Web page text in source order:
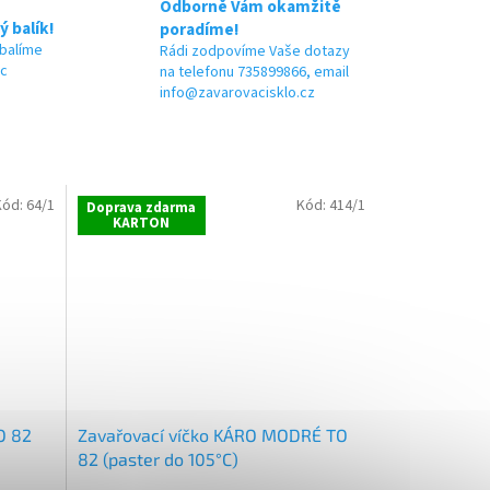
balík!
Odborně Vám okamžitě
poradíme!
Rádi zodpovíme Vaše dotazy
na telefonu 735899866, email
info@zavarovacisklo.cz
82
64/1 Doprava zdarma
KARTON
Zavařovací víčko KÁRO MODRÉ TO
82 (paster do 105°C)
Kód: 414/1